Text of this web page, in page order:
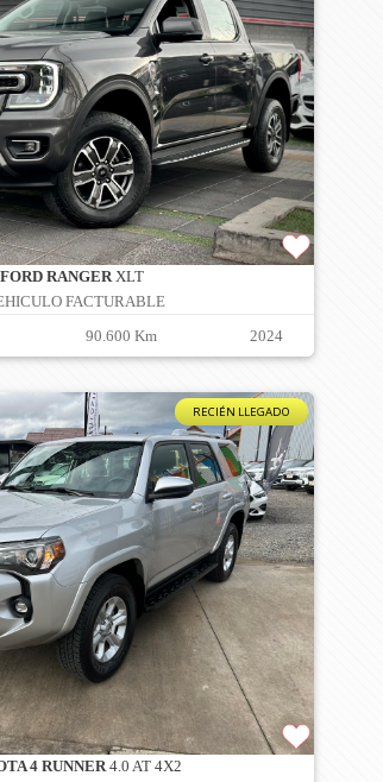
FORD RANGERXLT
FACTURABLE
90.600 Km 2024
RECIÉN LLEGADO
4 RUNNER4.0 AT 4X2